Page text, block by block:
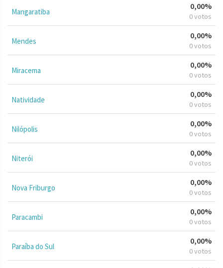
Mangaratiba
0,00%
0 votos
Mendes
0,00%
0 votos
Miracema
0,00%
0 votos
Natividade
0,00%
0 votos
Nilópolis
0,00%
0 votos
Niterói
0,00%
0 votos
Nova Friburgo
0,00%
0 votos
Paracambi
0,00%
0 votos
Paraíba do Sul
0,00%
0 votos